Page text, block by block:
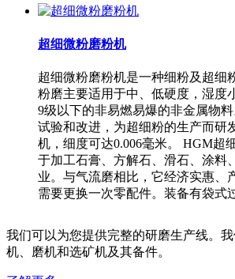
超细微粉磨粉机
超细微粉磨粉机是一种细粉及超细
粉磨主要适用于中、低硬度，湿度
9级以下的非易燃易爆的非金属物
试验和改进，为超细粉的生产而研
机，细度可达0.006毫米。 HGM超
于加工石膏、方解石、滑石、涂料
业。与气流磨相比，它经济实惠、
需要更换一次零配件。装备有袋式
我们可以为您提供完整的研磨生产线。
机、磨机和选矿机及其备件。